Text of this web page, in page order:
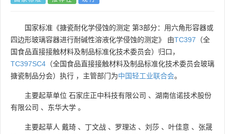
国家标准《搪瓷耐化学侵蚀的测定 第3部分：用六角形容器或
四边形玻璃容器进行耐碱性溶液化学侵蚀的测定》 由TC397 （全
国食品直接接触材料及制品标准化技术委员会）归口，
TC397SC4 （全国食品直接接触材料及制品标准化技术委员会玻璃
搪瓷制品分会）执行 ，主管部门为中国轻工业联合会。
主要起草单位 石家庄正中科技有限公司 、 湖南信诺技术股份
有限公司 、 东华大学 。
主要起草人 戴琦 、 丁文战 、 罗理达 、 刘莎 、 叶佳意 、 张晟